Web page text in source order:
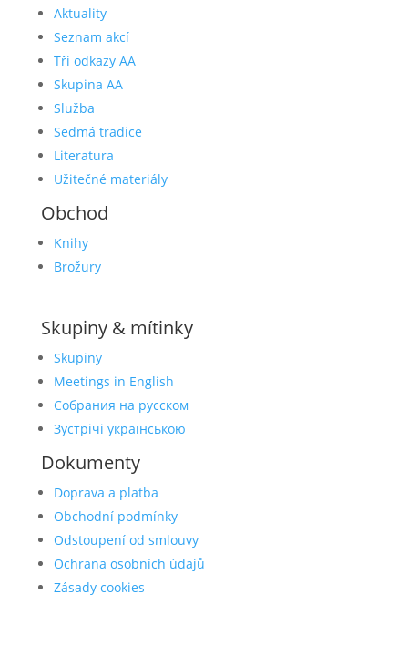
Aktuality
Seznam akcí
Tři odkazy AA
Skupina AA
Služba
Sedmá tradice
Literatura
Užitečné materiály
Obchod
Knihy
Brožury
Skupiny & mítinky
Skupiny
Meetings in English
Собрания на русском
Зустрічі українською
Dokumenty
Doprava a platba
Obchodní podmínky
Odstoupení od smlouvy
Ochrana osobních údajů
Zásady cookies